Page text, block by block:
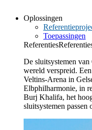
Oplossingen
Toepassingen
Referenties
De sluitsystemen
wereld verspreid.
Veltins-Arena in
Elbphilharmonie, in
Burj Khalifa, het
sluitsystemen